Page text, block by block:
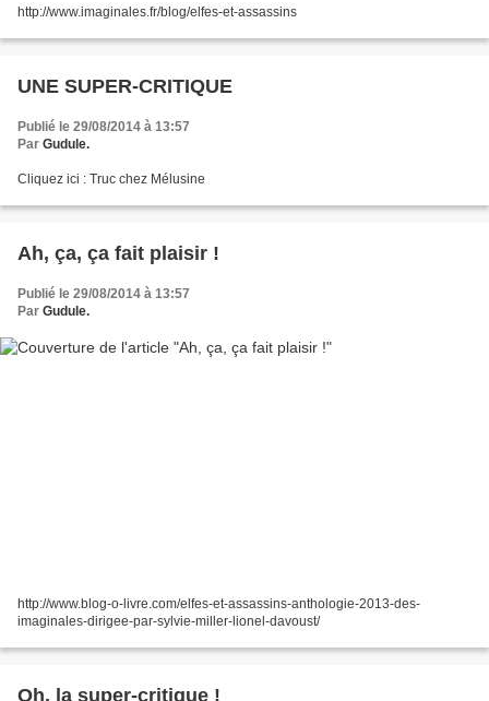
http://www.imaginales.fr/blog/elfes-et-assassins
UNE SUPER-CRITIQUE
Publié le 29/08/2014 à 13:57
Par Gudule.
Cliquez ici : Truc chez Mélusine
Ah, ça, ça fait plaisir !
Publié le 29/08/2014 à 13:57
Par Gudule.
http://www.blog-o-livre.com/elfes-et-assassins-anthologie-2013-des-
imaginales-dirigee-par-sylvie-miller-lionel-davoust/
Oh, la super-critique !